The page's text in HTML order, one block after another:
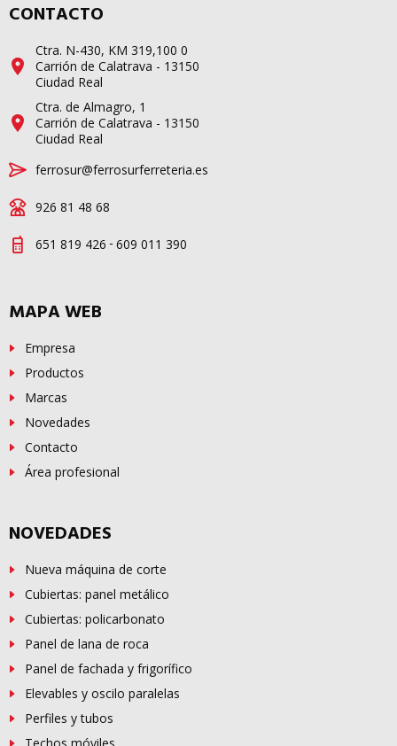
CONTACTO
Ctra. N-430, KM 319,100 0
Carrión de Calatrava - 13150
Ciudad Real
Ctra. de Almagro, 1
Carrión de Calatrava - 13150
Ciudad Real
ferrosur@ferrosurferreteria.es
926 81 48 68
651 819 426 - 609 011 390
MAPA WEB
Empresa
Productos
Marcas
Novedades
Contacto
Área profesional
NOVEDADES
Nueva máquina de corte
Cubiertas: panel metálico
Cubiertas: policarbonato
Panel de lana de roca
Panel de fachada y frigorífico
Elevables y oscilo paralelas
Perfiles y tubos